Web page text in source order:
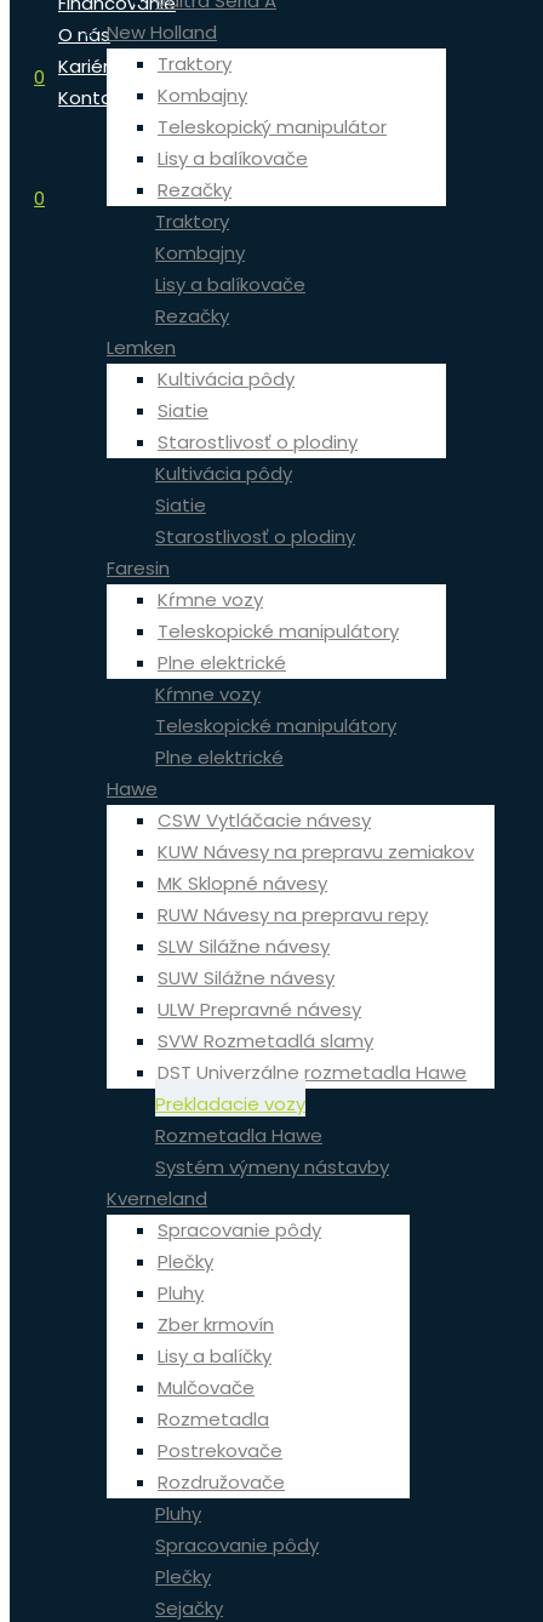
0
O nás
Kariéra
Kontakt
0
New Holland
Traktory
Kombajny
Teleskopický manipulátor
Lisy a balíkovače
Rezačky
Traktory
Kombajny
Lisy a balíkovače
Rezačky
Lemken
Kultivácia pôdy
Siatie
Starostlivosť o plodiny
Kultivácia pôdy
Siatie
Starostlivosť o plodiny
Faresin
Kŕmne vozy
Teleskopické manipulátory
Plne elektrické
Kŕmne vozy
Teleskopické manipulátory
Plne elektrické
Hawe
CSW Vytláčacie návesy
KUW Návesy na prepravu zemiakov
MK Sklopné návesy
RUW Návesy na prepravu repy
SLW Silážne návesy
SUW Silážne návesy
ULW Prepravné návesy
SVW Rozmetadlá slamy
DST Univerzálne rozmetadla Hawe
Prekladacie vozy
Rozmetadla Hawe
Systém výmeny nástavby
Kverneland
Spracovanie pôdy
Plečky
Pluhy
Zber krmovín
Lisy a balíčky
Mulčovače
Rozmetadla
Postrekovače
Rozdružovače
Pluhy
Spracovanie pôdy
Plečky
Sejačky